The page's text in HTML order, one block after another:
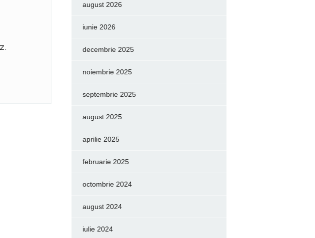
august 2026
iunie 2026
decembrie 2025
noiembrie 2025
septembrie 2025
august 2025
aprilie 2025
februarie 2025
octombrie 2024
august 2024
iulie 2024